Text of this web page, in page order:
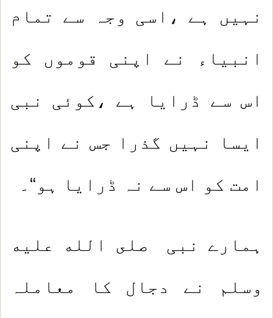
نہیں ہے ،اسی وجہ سے تمام
انبیاء نے اپنی قوموں کو
اس سے ڈرایا ہے ،کوئی نبی
ایسا نہیں گذرا جس نے اپنی
امت کو اس سے نہ ڈرایا ہو“۔
ہمارے نبی صلى الله عليه
وسلم نے دجال کا معاملہ